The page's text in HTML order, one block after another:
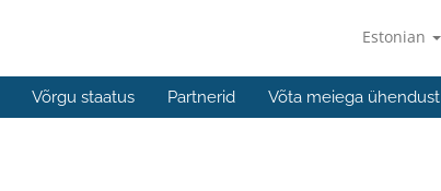
Estonian
Võrgu staatus Partnerid Võta meiega ühendust